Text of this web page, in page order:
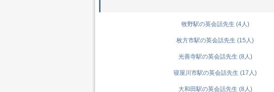
牧野駅の英会話先生 (4人)
枚方市駅の英会話先生 (15人)
光善寺駅の英会話先生 (8人)
寝屋川市駅の英会話先生 (17人)
大和田駅の英会話先生 (8人)